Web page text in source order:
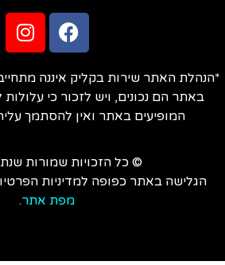
האתר שירות בקליק איננה
באתר הם נכונים, ויש לזכור כי עלולות
המופיעים באתר ואין להסתמך
© כל הזכויות שמורות שנת 2024 ©
הגלישה באתר כפופה למדיניות
מפת אתר.